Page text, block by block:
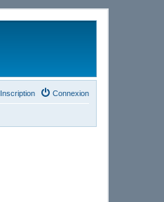
Connexion
Inscription